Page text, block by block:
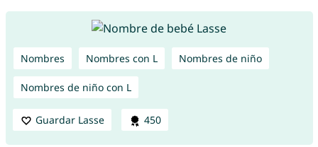
Nombres Nombres con L Nombres de niño
Nombres de niño con L
Guardar Lasse 450